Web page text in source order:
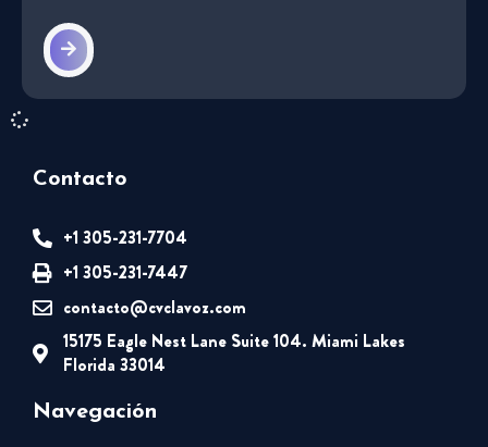
Contacto
+1 305-231-7704
+1 305-231-7447
contacto@cvclavoz.com
15175 Eagle Nest Lane Suite 104. Miami Lakes
Florida 33014
Navegación